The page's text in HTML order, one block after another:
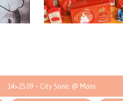
14>25.09 – City Sonic @ Mons